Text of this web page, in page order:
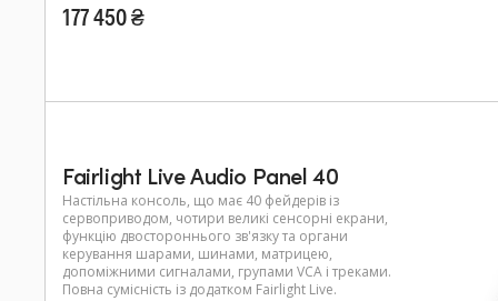
177 450 ₴
Fairlight Live Audio Panel 40
Настільна консоль, що має 40 фейдерів із
сервоприводом, чотири великі сенсорні екрани,
функцію двостороннього зв'язку та органи
керування шарами, шинами, матрицею,
допоміжними сигналами, групами VCA і треками.
Повна сумісність із додатком Fairlight Live.